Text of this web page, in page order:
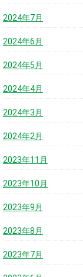
2024年7月
2024年6月
2024年5月
2024年4月
2024年3月
2024年2月
2023年11月
2023年10月
2023年9月
2023年8月
2023年7月